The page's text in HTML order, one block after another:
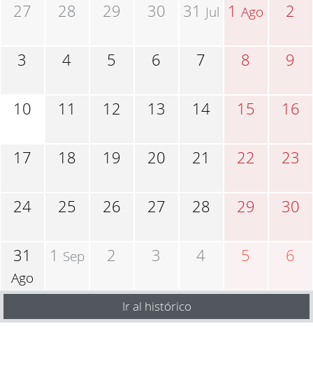
27 28 29 30 31 Jul 1Ago 2
3 4 5 6 7 8 9
10 11 12 13 14 15 16
17 18 19 20 21 22 23
24 25 26 27 28 29 30
31
Ago
1 Sep 2 3 4 5 6
Ir al histórico